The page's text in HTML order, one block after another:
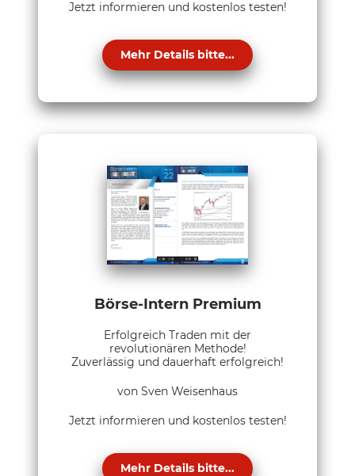
Jetzt informieren und kostenlos testen!
Mehr Details bitte...
Börse-Intern Premium
Erfolgreich Traden mit der
revolutionären Methode!
Zuverlässig und dauerhaft erfolgreich!
von Sven Weisenhaus
Jetzt informieren und kostenlos testen!
Mehr Details bitte...